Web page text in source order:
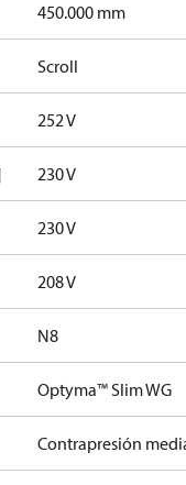
450.000 mm
Scroll
252 V
230 V
230 V
208 V
N8
Optyma™ Slim WG
Contrapresión